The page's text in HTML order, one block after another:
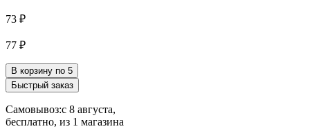
73 ₽
77 ₽
В корзину по 5
Быстрый заказ
Самовывоз:c 8 августа,
бесплатно, из 1 магазина